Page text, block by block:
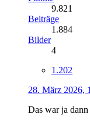
9.821
Beiträge
1.884
Bilder
4
1.202
28. März 2026,
Das war ja